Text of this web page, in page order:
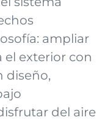
ampliar
el exterior con
diseño,
del aire